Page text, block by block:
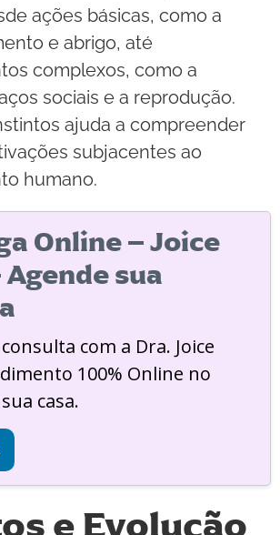
ações básicas, como a
e abrigo, até
complexos, como a
sociais e a reprodução.
ajuda a compreender
subjacentes ao
humano.
Online – Joice
sua
com a Dra. Joice
100% Online no
casa.
e Evolução